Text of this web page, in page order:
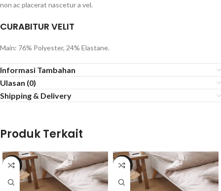
non ac placerat nascetur a vel.
CURABITUR VELIT
Main: 76% Polyester, 24% Elastane.
Informasi Tambahan
Ulasan (0)
Shipping & Delivery
Produk Terkait
-29% -29%